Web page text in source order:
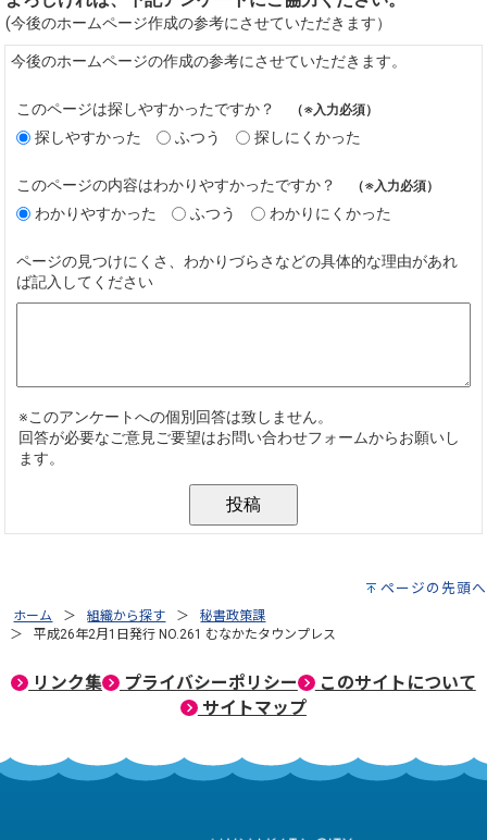
ページの先頭へ
ホーム 組織から探す
秘書政策課
平成26年2月1日発行 NO.261 むなかたタウンプレス
リンク集 プライバシーポリシー
このサイトについて
サイトマップ